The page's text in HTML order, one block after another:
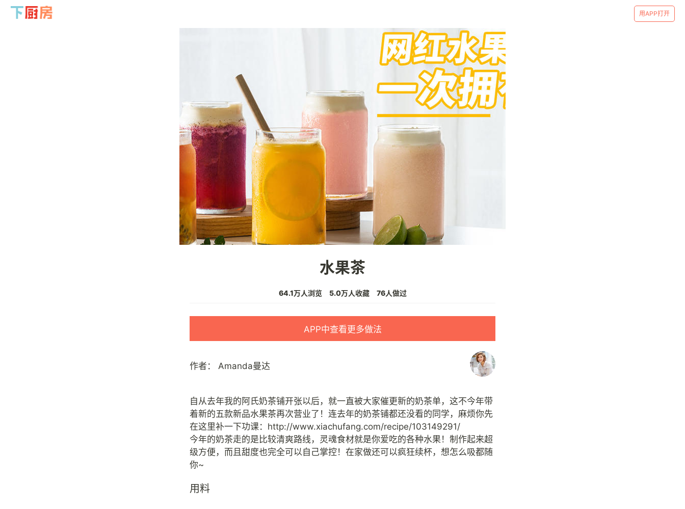
用APP打开
水果茶
64.1万人浏览 5.0万人收藏 76人做过
APP中查看更多做法
作者： Amanda曼达
自从去年我的阿氏奶茶铺开张以后，就一直被大家催更新的奶茶单，这不今年带
着新的五款新品水果茶再次营业了！连去年的奶茶铺都还没看的同学，麻烦你先
在这里补一下功课：http://www.xiachufang.com/recipe/103149291/
今年的奶茶走的是比较清爽路线，灵魂食材就是你爱吃的各种水果！制作起来超
级方便，而且甜度也完全可以自己掌控！在家做还可以疯狂续杯，想怎么吸都随
用料